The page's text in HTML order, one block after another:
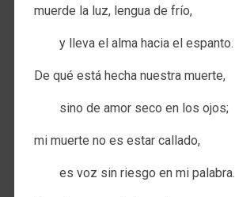
muerde la luz, lengua de frío,
y lleva el alma hacia el espanto.
De qué está hecha nuestra muerte,
sino de amor seco en los ojos;
mi muerte no es estar callado,
es voz sin riesgo en mi palabra.